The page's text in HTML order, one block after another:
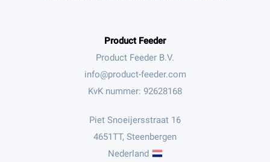
Product Feeder
Product Feeder B.V.
KvK nummer: 92628168
Piet Snoeijersstraat 16
4651TT, Steenbergen
Nederland